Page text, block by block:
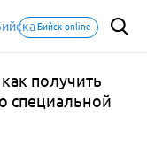
Бийск-online
получить
специальной